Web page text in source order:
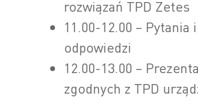
rozwiązań TPD Zetes
11.00-12.00 – Pytania i
odpowiedzi
12.00-13.00 –
zgodnych z TPD